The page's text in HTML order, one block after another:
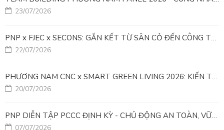
23/07/2026
PNP x FJEC x SECONS: GẮN KẾT TỪ SÂN CỎ ĐẾN CÔNG TRÌNH
22/07/2026
PHƯƠNG NAM CNC x SMART GREEN LIVING 2026: KIẾN TẠO ĐÔ THỊ XANH TỪ NHỮNG GIẢI PHÁP FACADE
20/07/2026
PNP DIỄN TẬP PCCC ĐỊNH KỲ - CHỦ ĐỘNG AN TOÀN, VỮNG VÀNG VẬN HÀNH
07/07/2026